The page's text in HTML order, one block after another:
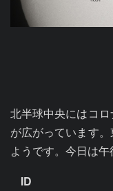
北半球中央にはコ
が広がっています
ようです。今日は午
ID